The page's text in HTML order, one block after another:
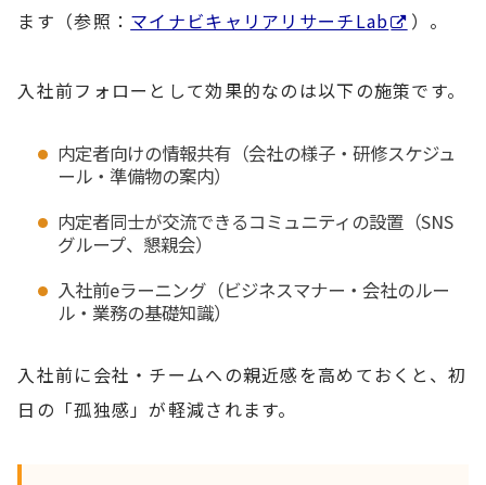
ます（参照： マイナビキャリアリサーチLab ）。
入社前フォローとして効果的なのは以下の施策です。
内定者向けの情報共有（会社の様子・研修スケジュ
ール・準備物の案内）
内定者同士が交流できるコミュニティの設置（SNS
グループ、懇親会）
入社前eラーニング（ビジネスマナー・会社のルー
ル・業務の基礎知識）
入社前に会社・チームへの親近感を高めておくと、初
日の「孤独感」が軽減されます。